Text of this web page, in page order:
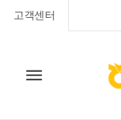
고객센터